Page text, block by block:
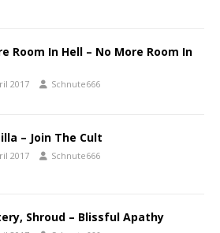
Room In Hell – No More Room In
2017 Schnute666
‎– Join The Cult
2017 Schnute666
Shroud ‎– Blissful Apathy